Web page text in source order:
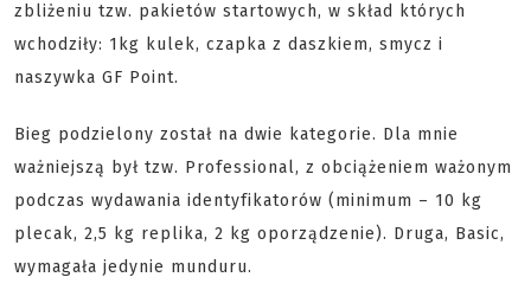
zbliżeniu tzw. pakietów startowych, w skład których
wchodziły: 1kg kulek, czapka z daszkiem, smycz i
naszywka GF Point.
Bieg podzielony został na dwie kategorie. Dla mnie
ważniejszą był tzw. Professional, z obciążeniem ważonym
podczas wydawania identyfikatorów (minimum – 10 kg
plecak, 2,5 kg replika, 2 kg oporządzenie). Druga, Basic,
wymagała jedynie munduru.